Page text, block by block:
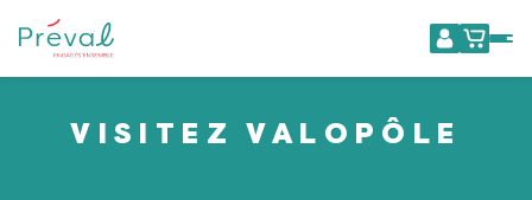
VISITEZ VALOPÔLE